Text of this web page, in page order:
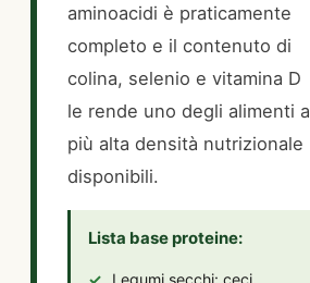
aminoacidi è praticamente
completo e il contenuto di
colina, selenio e vitamina D
le rende uno degli alimenti a
più alta densità nutrizionale
disponibili.
Lista base proteine:
Legumi secchi: ceci,